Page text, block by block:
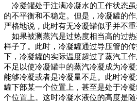
冷凝罐处于注满冷凝水的工作状态
的不平衡和不稳定。但是，冷凝罐的作
严格地说，此时有无冷凝罐似乎并不重
如果被测蒸汽是过热度相当高的过
样子了。此时，冷凝罐通过导压管的
下，冷凝罐的实际温度超过了蒸汽工作
不足以使冷凝罐中的蒸汽冷凝成为冷
能够冷凝或者是冷凝量不足。此时冷
罐下部某一个位置上，甚至是处于冷
个位置上。这时冷凝水液位的高度是